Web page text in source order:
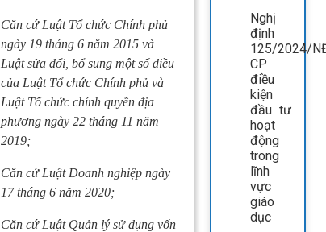
Căn cứ Luật Tổ chức Chính phủ
ngày 19 tháng 6 năm 2015 và
Luật sửa đổi, bổ sung một số điều
của Luật Tổ chức Chính phủ và
Luật Tổ chức chính quyền địa
phương ngày 22 tháng 11 năm
2019;
Căn cứ Luật Doanh nghiệp ngày
17 tháng 6 năm 2020;
Căn cứ Luật Quản lý sử dụng vốn
Nghị
định
125/2024/
CP
điều
kiện
đầu tư
hoạt
động
trong
lĩnh
vực
giáo
dục